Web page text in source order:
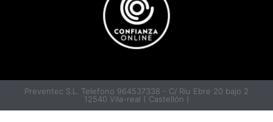
Preventec S.L. Telefono 964537338 - C/ Riu Ebre 20 bajo 2
12540 Vila-real ( Castellón )